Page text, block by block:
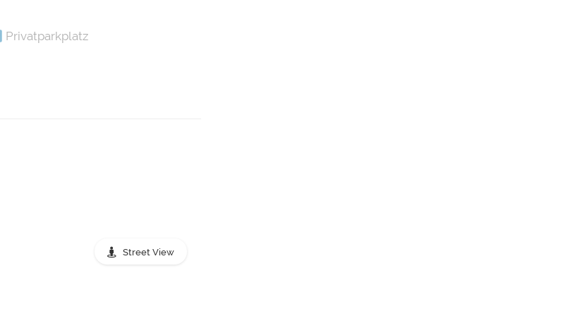
Privatparkplatz
Street View